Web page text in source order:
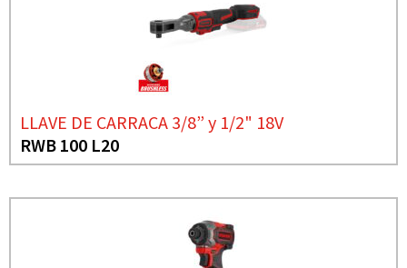
LLAVE DE CARRACA 3/8” y 1/2" 18V
RWB 100 L20